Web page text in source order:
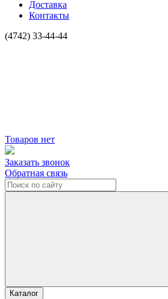
Доставка
Контакты
(4742) 33-44-44
Товаров нет
Заказать звонок
Обратная связь
Каталог